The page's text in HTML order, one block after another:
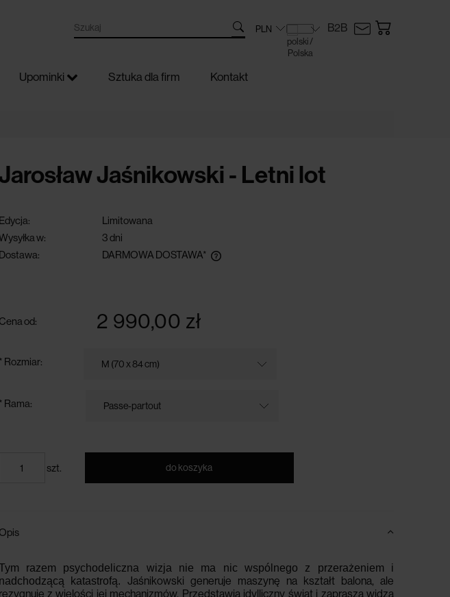
B2B
Upominki Sztuka dla firm Kontakt
Jaśnikowski - Letni lot
Edycja:
Limitowana
w:
3 dni
Dostawa:
DARMOWA DOSTAWA*
Cena od:
2 990,00 zł
* Rozmiar:
* Rama:
szt. do koszyka
Opis
razem psychodeliczna wizja nie ma nic wspólnego z przerażeniem i
nadchodzącą katastrofą.Jaśnikowski generuje maszynę na kształt balona, ale
rezygnuje z wielości jej mechanizmów. Przedstawia idylliczny świat i zaprasza widza